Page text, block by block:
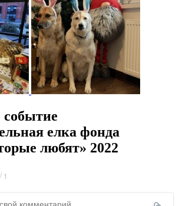
елка фонда
любят» 2022
/ 1